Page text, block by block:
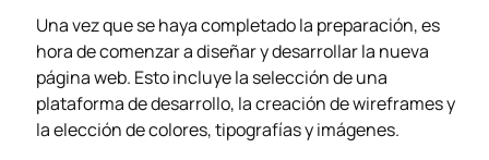
Una vez que se haya completado la preparación, es
hora de comenzar a diseñar y desarrollar la nueva
página web. Esto incluye la selección de una
plataforma de desarrollo, la creación de wireframes y
la elección de colores, tipografías y imágenes.